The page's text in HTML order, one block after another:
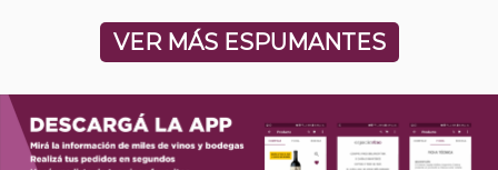
VER MÁS ESPUMANTES